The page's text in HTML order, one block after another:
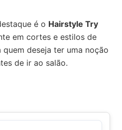
é o Hairstyle Try
em cortes e estilos de
deseja ter uma noção
de ir ao salão.